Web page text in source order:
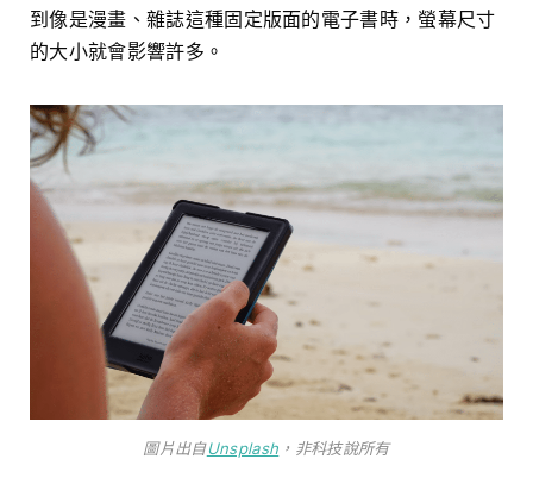
到像是漫畫、雜誌這種固定版面的電子書時，螢幕尺寸
的大小就會影響許多。
圖片出自Unsplash ，非科技說所有